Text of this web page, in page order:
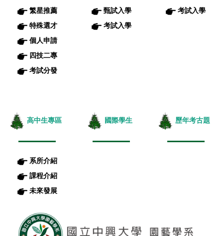
繁星推薦
特殊選才
個人申請
四技二專
考試分發
甄試入學
考試入學
考試入學
高中生專區 國際學生 歷年考古題
系所介紹
課程介紹
未來發展